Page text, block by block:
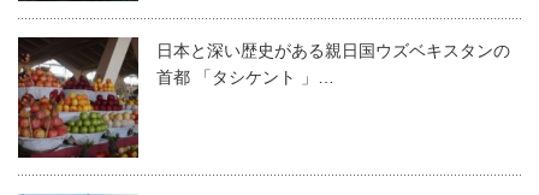
日本と深い歴史がある親日国ウズベキスタンの
首都 「タシケント 」…